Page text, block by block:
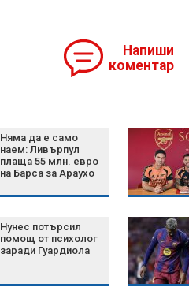
Напиши
коментар
Няма да е само
наем: Ливърпул
плаща 55 млн. евро
на Барса за Араухо
Нунес потърсил
помощ от психолог
заради Гуардиола